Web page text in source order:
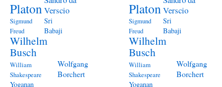
PlatonVerscio
Sigmund
Freud
Sri
Babaji
Wilhelm
Busch
William
Shakespeare
Wolfgang
Borchert
Yoganan
PlatonVerscio
Sigmund
Freud
Sri
Babaji
Wilhelm
Busch
William
Shakespeare
Wolfgang
Borchert
Yoganan